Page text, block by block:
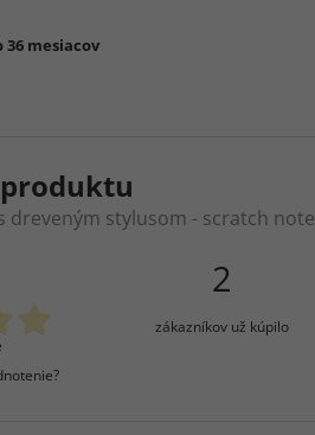
mesiacov
dreveným stylusom - scratch note
2
zákazníkov už kúpilo